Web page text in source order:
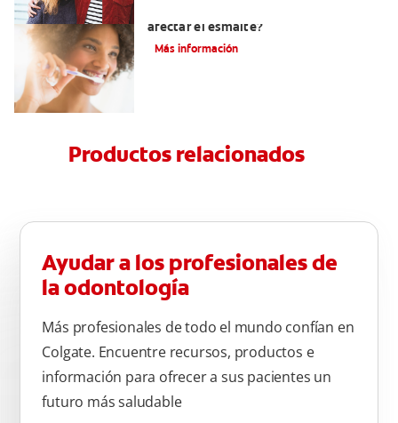
afectar el esmalte?
Más información
Productos relacionados
Ayudar a los profesionales de
la odontología
Más profesionales de todo el mundo confían en
Colgate. Encuentre recursos, productos e
información para ofrecer a sus pacientes un
futuro más saludable